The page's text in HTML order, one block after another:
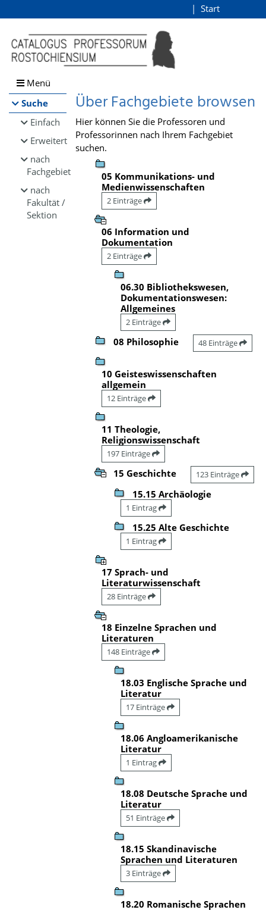
Browsen
direkt zum Inhalt
Start
Menü
Suche
Einfach
Erweitert
nach
Fachgebiet
nach
Fakultät /
Sektion
Über Fachgebiete browsen
Hier können Sie die Professoren und
Professorinnen nach Ihrem Fachgebiet
suchen.
05 Kommunikations- und
Medienwissenschaften
2 Einträge
06 Information und
Dokumentation
2 Einträge
06.30 Bibliothekswesen,
Dokumentationswesen:
Allgemeines
2 Einträge
08 Philosophie 48 Einträge
10 Geisteswissenschaften
allgemein
12 Einträge
11 Theologie,
Religionswissenschaft
197 Einträge
15 Geschichte 123 Einträge
15.15 Archäologie
1 Eintrag
15.25 Alte Geschichte
1 Eintrag
17 Sprach- und
Literaturwissenschaft
28 Einträge
18 Einzelne Sprachen und
Literaturen
148 Einträge
18.03 Englische Sprache und
Literatur
17 Einträge
18.06 Angloamerikanische
Literatur
1 Eintrag
18.08 Deutsche Sprache und
Literatur
51 Einträge
18.15 Skandinavische
Sprachen und Literaturen
3 Einträge
18.20 Romanische Sprachen